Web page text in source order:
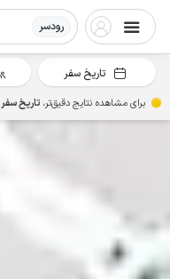
رودسر
تاریخ سفر
برای مشاهده نتایج دقیق‌تر، تاریخ سفر